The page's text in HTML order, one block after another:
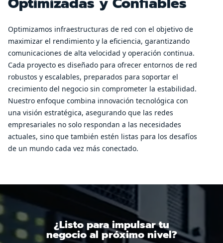
Optimizamos infraestructuras de red con el objetivo de
maximizar el rendimiento y la eficiencia, garantizando
comunicaciones de alta velocidad y operación continua.
Cada proyecto es diseñado para ofrecer entornos de red
robustos y escalables, preparados para soportar el
crecimiento del negocio sin comprometer la estabilidad.
Nuestro enfoque combina innovación tecnológica con
una visión estratégica, asegurando que las redes
empresariales no solo respondan a las necesidades
actuales, sino que también estén listas para los desafíos
de un mundo cada vez más conectado.
¿Listo para impulsar tu
negocio al próximo nivel?